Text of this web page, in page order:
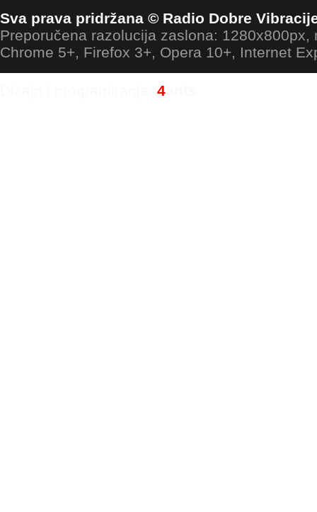
Sva prava pridržana © Radio Dobre
Preporučena razolucija zaslona: 1280x800px,
Chrome 5+, Firefox 3+, Opera 10+, Internet
4